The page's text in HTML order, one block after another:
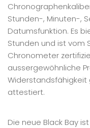
Stunden-, Minuten-,
Datumsfunktion. Es
Stunden und ist vom
Chronometer
aussergewöhnliche
attestiert.
Die neue Black Bay